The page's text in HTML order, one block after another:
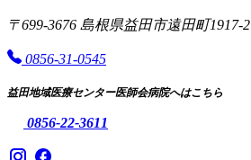
〒699-3676 島根県益田市遠田町1917-2
0856-31-0545
益田地域医療センター医師会病院へはこちら
0856-22-3611